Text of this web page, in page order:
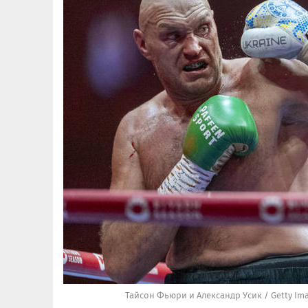
Тайсон Фьюри и Александр Усик / Getty